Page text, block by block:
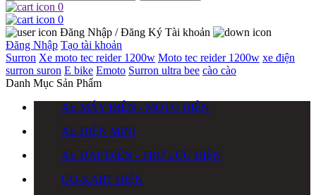
0
0
Đăng Nhập / Đăng Ký Tài khoản
Đăng Nhập Tạo tài khoản
Surron Xe moto tec reider 1200w Moto tec reider 1200w xe điện
surron suron E bike Emoto Surron ultra bee cào cào
Danh Mục Sản Phẩm
XE MÁY ĐIỆN - MOTO ĐIỆN
XE ĐIỆN MINI
XE ĐẠP ĐIỆN - TRỢ LỰC ĐIỆN
GO-KART ĐIỆN